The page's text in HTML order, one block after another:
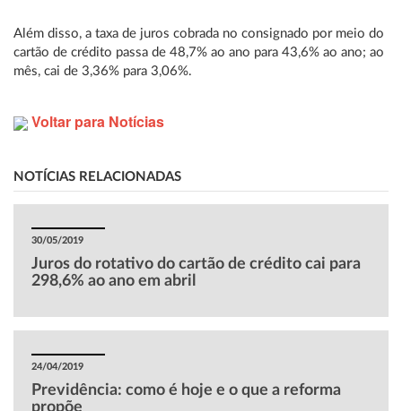
Além disso, a taxa de juros cobrada no consignado por meio do
cartão de crédito passa de 48,7% ao ano para 43,6% ao ano; ao
mês, cai de 3,36% para 3,06%.
Voltar para Notícias
NOTÍCIAS RELACIONADAS
30/05/2019
Juros do rotativo do cartão de crédito cai para
298,6% ao ano em abril
24/04/2019
Previdência: como é hoje e o que a reforma
propõe